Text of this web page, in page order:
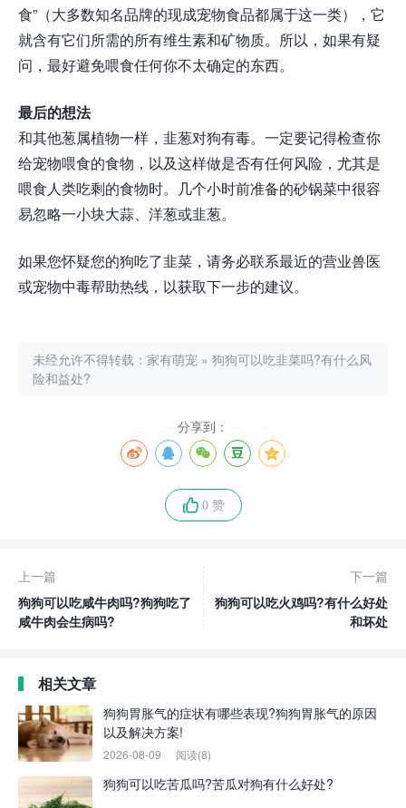
食”（大多数知名品牌的现成宠物食品都属于这一类），它
就含有它们所需的所有维生素和矿物质。所以，如果有疑
问，最好避免喂食任何你不太确定的东西。
最后的想法
和其他葱属植物一样，韭葱对狗有毒。一定要记得检查你
给宠物喂食的食物，以及这样做是否有任何风险，尤其是
喂食人类吃剩的食物时。几个小时前准备的砂锅菜中很容
易忽略一小块大蒜、洋葱或韭葱。
如果您怀疑您的狗吃了韭菜，请务必联系最近的营业兽医
或宠物中毒帮助热线，以获取下一步的建议。
未经允许不得转载： 家有萌宠 » 狗狗可以吃韭菜吗?有什么风
险和益处?
分享到：
0 赞
上一篇
狗狗可以吃咸牛肉吗?狗狗吃了
咸牛肉会生病吗?
下一篇
狗狗可以吃火鸡吗?有什么好处
和坏处
相关文章
狗狗胃胀气的症状有哪些表现?狗狗胃胀气的原因
以及解决方案!
2026-08-09 阅读(8)
狗狗可以吃苦瓜吗?苦瓜对狗有什么好处?